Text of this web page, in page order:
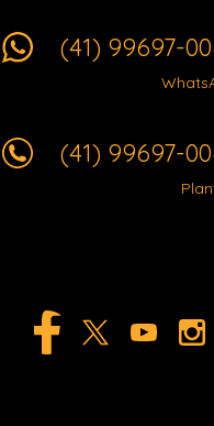
(41) 99697-
(41) 99697-